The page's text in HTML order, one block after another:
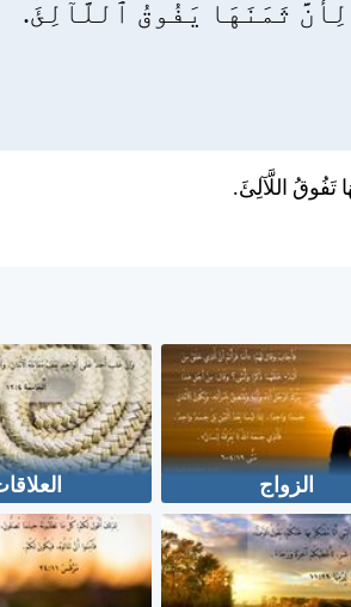
ثَمَنَهَا يَفُوقُ ٱللَّآلِئَ.
تَفُوقُ اللَّآلِئَ.
الزواج